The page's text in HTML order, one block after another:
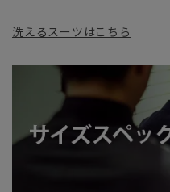
洗えるスーツはこちら